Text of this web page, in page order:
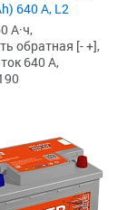
640 А, L2
А·ч,
обратная [- +],
640 А,